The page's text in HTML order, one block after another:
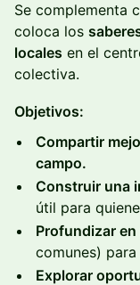
Se complementa
coloca los
locales en el
colectiva.
Objetivos:
Compartir
campo.
Construir una
útil para
Profundizar
comunes)
Explorar